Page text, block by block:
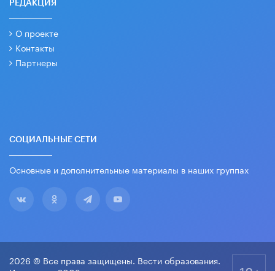
РЕДАКЦИЯ
О проекте
Контакты
Партнеры
СОЦИАЛЬНЫЕ СЕТИ
Основные и дополнительные материалы в наших группах
2026 © Все права защищены. Вести образования.